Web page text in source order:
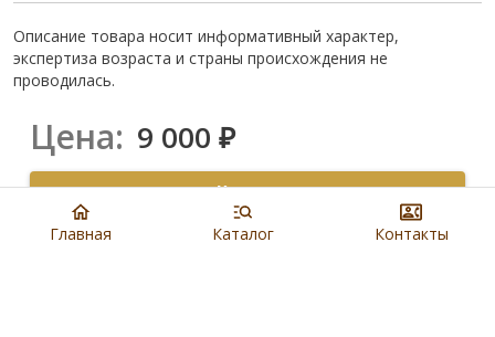
Описание товара носит информативный характер,
экспертиза возраста и страны происхождения не
проводилась.
Цена: 9 000 ₽
Купить
Главная Каталог Контакты